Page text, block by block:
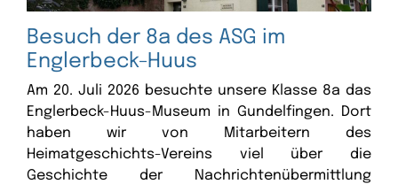
Besuch der 8a des ASG im
Englerbeck-Huus
Am 20. Juli 2026 besuchte unsere Klasse 8a das
Englerbeck-Huus-Museum in Gundelfingen. Dort
haben wir von Mitarbeitern des
Heimatgeschichts-Vereins viel über die
Geschichte der Nachrichtenübermittlung